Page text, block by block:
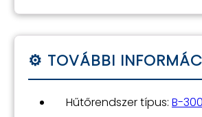
Hűtőrendszer típus: B-